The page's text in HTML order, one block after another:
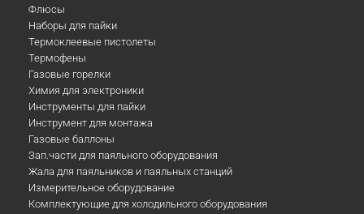
Флюсы
Наборы для пайки
Термоклеевые пистолеты
Термофены
Газовые горелки
Химия для электроники
Инструменты для пайки
Инструмент для монтажа
Газовые баллоны
Зап.части для паяльного оборудования
Жала для паяльников и паяльных станций
Измерительное оборудование
Комплектующие для холодильного оборудования